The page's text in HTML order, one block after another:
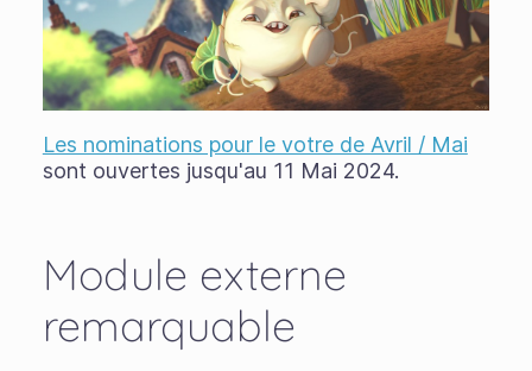
Les nominations pour le votre de Avril / Mai
sont ouvertes jusqu'au 11 Mai 2024.
Module externe
remarquable